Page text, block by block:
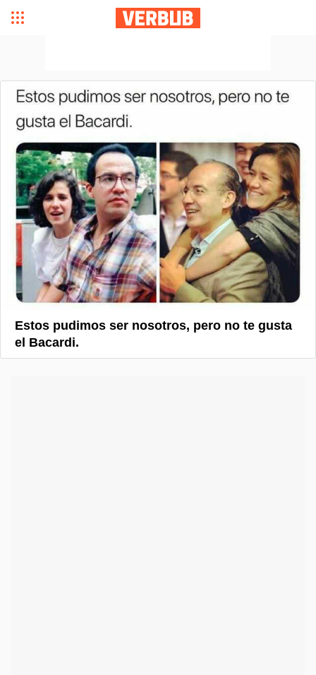
Estos pudimos ser nosotros, pero no te gusta
el Bacardi.